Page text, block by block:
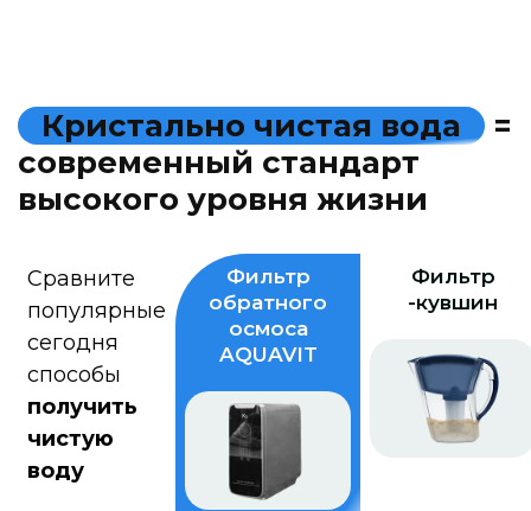
Кристально чистая вода
=
современный стандарт
высокого уровня жизни
Сравните
популярные
сегодня
способы
получить
чистую
воду
Фильтр
обратного
осмоса
AQUAVIT
Фильтр
-кувшин